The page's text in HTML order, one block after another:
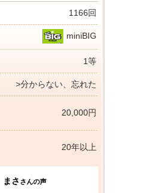
1166回
miniBIG
1等
>分からない、忘れた
20,000円
20年以上
まさ さんの声